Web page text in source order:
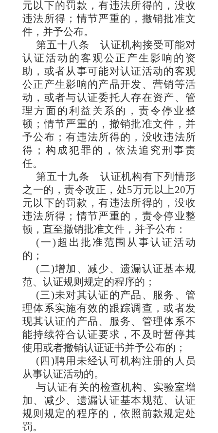
元以下的罚款，有违法所得的，没收
违法所得；情节严重的，撤销批准文
件，并予公布。
第五十八条 认证机构接受可能对
认证活动的客观公正产生影响的资
助，或者从事可能对认证活动的客观
公正产生影响的产品开发、营销等活
动，或者与认证委托人存在资产、管
理方面的利益关系的，责令停业整
顿；情节严重的，撤销批准文件，并
予公布；有违法所得的，没收违法所
得；构成犯罪的，依法追究刑事责
任。
第五十九条 认证机构有下列情形
之一的，责令改正，处5万元以上20万
元以下的罚款，有违法所得的，没收
违法所得；情节严重的，责令停业整
顿，直至撤销批准文件，并予公布：
(一)超出批准范围从事认证活动
的；
(二)增加、减少、遗漏认证基本规
范、认证规则规定的程序的；
(三)未对其认证的产品、服务、管
理体系实施有效的跟踪调查，或者发
现其认证的产品、服务、管理体系不
能持续符合认证要求，不及时暂停其
使用或者撤销认证证书并予公布的；
(四)聘用未经认可机构注册的人员
从事认证活动的。
与认证有关的检查机构、实验室增
加、减少、遗漏认证基本规范、认证
规则规定的程序的，依照前款规定处
罚。